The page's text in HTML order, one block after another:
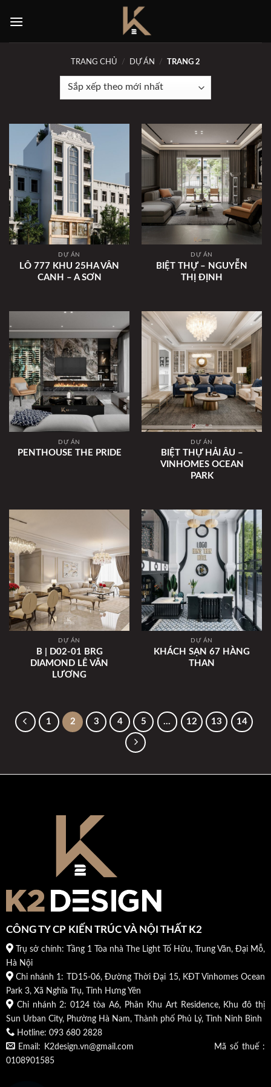
TRANG CHỦ / DỰ ÁN / TRANG 2
DỰ ÁN
LÔ 777 KHU 25HA VÂN
CANH – A SƠN
DỰ ÁN
BIỆT THỰ – NGUYỄN
THỊ ĐỊNH
DỰ ÁN
PENTHOUSE THE PRIDE
DỰ ÁN
BIỆT THỰ HẢI ÂU –
VINHOMES OCEAN
PARK
DỰ ÁN
B | D02-01 BRG
DIAMOND LÊ VĂN
LƯƠNG
DỰ ÁN
KHÁCH SẠN 67 HÀNG
THAN
1 2 3 4 5 … 12 13 14
CÔNG TY CP KIẾN TRÚC VÀ NỘI THẤT K2
Trụ sở chính: Tầng 1 Tòa nhà The Light Tố Hữu, Trung Văn, Đại Mỗ,
Hà Nội
Chi nhánh 1: TD15-06, Đường Thời Đại 15, KĐT Vinhomes Ocean
Park 3, Xã Nghĩa Trụ, Tỉnh Hưng Yên
Chi nhánh 2: 0124 tòa A6, Phân Khu Art Residence, Khu đô thị
Sun Urban City, Phường Hà Nam, Thành phố Phủ Lý, Tỉnh Ninh Bình
Hotline: 093 680 2828
Email: K2design.vn@gmail.com Mã số thuế :
0108901585